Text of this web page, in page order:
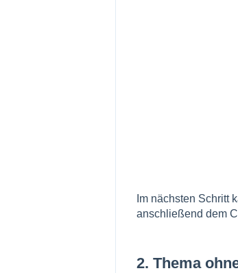
Im nächsten Schritt
anschließend dem
2. Thema